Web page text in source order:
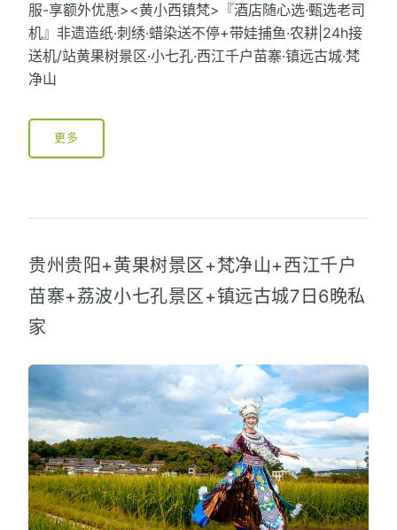
服-享额外优惠><黄小西镇梵>『酒店随心选·甄选老司
机』非遗造纸·刺绣·蜡染送不停+带娃捕鱼·农耕|24h接
送机/站黄果树景区·小七孔·西江千户苗寨·镇远古城·梵
净山
更多
贵州贵阳+黄果树景区+梵净山+西江千户
苗寨+荔波小七孔景区+镇远古城7日6晚私
家